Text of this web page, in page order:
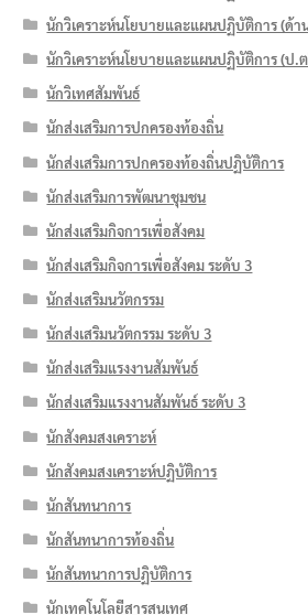
นักวิเคราะห์นโยบายและแผนปฏิบัติการ (ด้า
นักวิเคราะห์นโยบายและแผนปฏิบัติการ (ป.
นักวิเทศสัมพันธ์
นักส่งเสริมการปกครองท้องถิ่น
นักส่งเสริมการปกครองท้องถิ่นปฏิบัติการ
นักส่งเสริมการพัฒนาชุมชน
นักส่งเสริมกิจการเพื่อสังคม
นักส่งเสริมกิจการเพื่อสังคม ระดับ 3
นักส่งเสริมนวัตกรรม
นักส่งเสริมนวัตกรรม ระดับ 3
นักส่งเสริมแรงงานสัมพันธ์
นักส่งเสริมแรงงานสัมพันธ์ ระดับ 3
นักสังคมสงเคราะห์
นักสังคมสงเคราะห์ปฏิบัติการ
นักสันทนาการ
นักสันทนาการท้องถิ่น
นักสันทนาการปฏิบัติการ
นักเทคโนโลยีสารสนเทศ